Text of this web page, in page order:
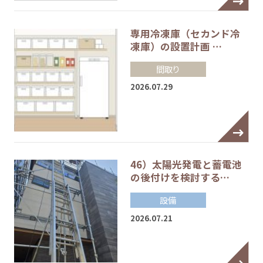
専用冷凍庫（セカンド冷
凍庫）の設置計画 …
間取り
2026.07.29
46）太陽光発電と蓄電池
の後付けを検討する…
設備
2026.07.21